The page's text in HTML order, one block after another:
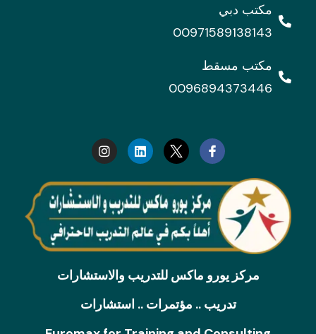
مكتب دبي
00971589138143
مكتب مسقط
0096894373446
n
k
d
i
n
s
t
g
r
a
m
مركز يورو ماكس للتدريب والاستشارات
تدريب .. مؤتمرات .. استشارات